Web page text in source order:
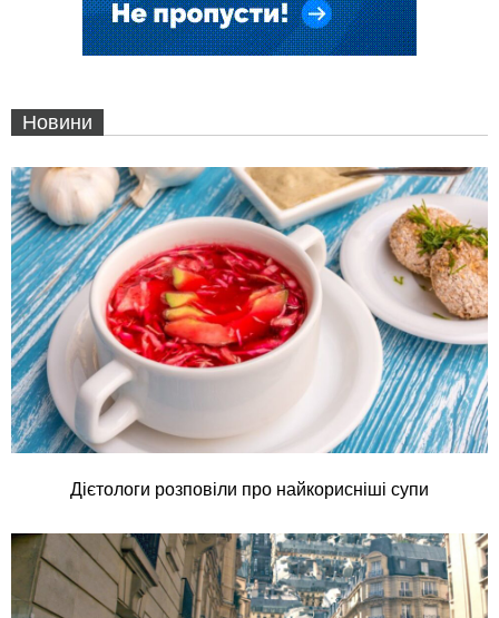
Новини
Дієтологи розповіли про найкорисніші супи